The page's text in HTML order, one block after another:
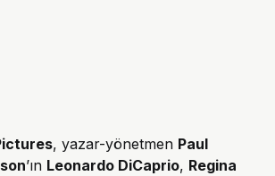
, yazar-yönetmen Paul
’ın Leonardo DiCaprio, Regina